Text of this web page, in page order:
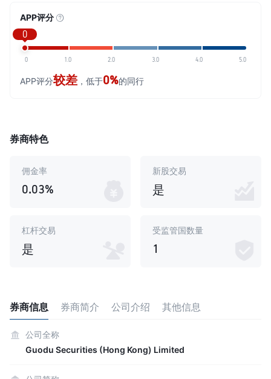
APP评分
0
0 1.0 2.0 3.0 4.0 5.0
APP评分较差 ，低于0%的同行
券商特色
佣金率
0.03%
新股交易
是
杠杆交易
是
受监管国数量
1
券商信息 券商简介 公司介绍 其他信息
公司全称
Guodu Securities (Hong Kong) Limited